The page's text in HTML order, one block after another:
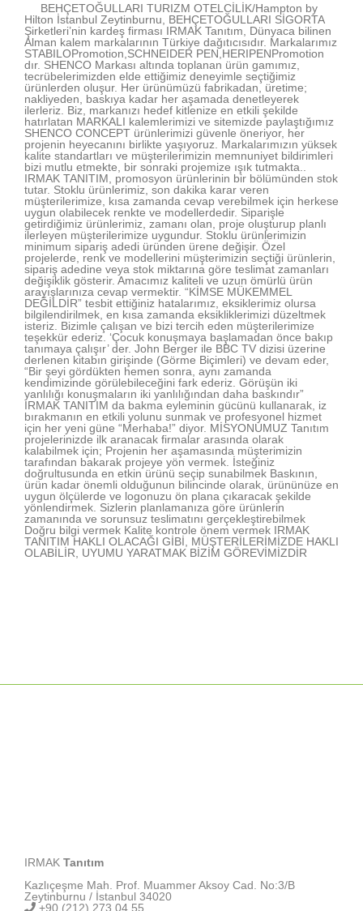
BEHÇETOĞULLARI TURIZM OTELCİLİK/Hampton by
Hilton İstanbul Zeytinburnu, BEHÇETOĞULLARI SİGORTA
Şirketleri’nin kardeş firması IRMAK Tanıtım, Dünyaca bilinen
Alman kalem markalarının Türkiye dağıtıcısıdır. Markalarımız
STABILOPromotion,SCHNEIDER PEN,HERIPENPromotion
dır. SHENCO Markası altında toplanan ürün gamımız,
tecrübelerimizden elde ettiğimiz deneyimle seçtiğimiz
ürünlerden oluşur. Her ürünümüzü fabrikadan, üretime;
nakliyeden, baskıya kadar her aşamada denetleyerek
ilerleriz. Biz, markanızı hedef kitlenize en etkili şekilde
hatırlatan MARKALI kalemlerimizi ve sitemizde paylaştığımız
SHENCO CONCEPT ürünlerimizi güvenle öneriyor, her
projenin heyecanını birlikte yaşıyoruz. Markalarımızın yüksek
kalite standartları ve müşterilerimizin memnuniyet bildirimleri
bizi mutlu etmekte, bir sonraki projemize ışık tutmakta..
IRMAK TANITIM, promosyon ürünlerinin bir bölümünden stok
tutar. Stoklu ürünlerimiz, son dakika karar veren
müşterilerimize, kısa zamanda cevap verebilmek için herkese
uygun olabilecek renkte ve modellerdedir. Siparişle
getirdiğimiz ürünlerimiz, zamanı olan, proje oluşturup planlı
ilerleyen müşterilerimize uygundur. Stoklu ürünlerimizin
minimum sipariş adedi üründen ürene değişir. Özel
projelerde, renk ve modellerini müşterimizin seçtiği ürünlerin,
sipariş adedine veya stok miktarına göre teslimat zamanları
değişiklik gösterir. Amacımız kaliteli ve uzun ömürlü ürün
arayışlarınıza cevap vermektir. “KİMSE MÜKEMMEL
DEĞİLDİR” tesbit ettiğiniz hatalarımız, eksiklerimiz olursa
bilgilendirilmek, en kısa zamanda eksikliklerimizi düzeltmek
isteriz. Bizimle çalışan ve bizi tercih eden müşterilerimize
teşekkür ederiz. ‘Çocuk konuşmaya başlamadan önce bakıp
tanımaya çalışır’ der. John Berger ile BBC TV dizisi üzerine
derlenen kitabın girişinde (Görme Biçimleri) ve devam eder,
“Bir şeyi gördükten hemen sonra, aynı zamanda
kendimizinde görülebileceğini fark ederiz. Görüşün iki
yanlılığı konuşmaların iki yanlılığından daha baskındır”
IRMAK TANITIM da bakma eyleminin gücünü kullanarak, iz
bırakmanın en etkili yolunu sunmak ve profesyonel hizmet
için her yeni güne “Merhaba!” diyor. MİSYONUMUZ Tanıtım
projelerinizde ilk aranacak firmalar arasında olarak
kalabilmek için; Projenin her aşamasında müşterimizin
tarafından bakarak projeye yön vermek. İsteğiniz
doğrultusunda en etkin ürünü seçip sunabilmek Baskının,
ürün kadar önemli olduğunun bilincinde olarak, ürününüze en
uygun ölçülerde ve logonuzu ön plana çıkaracak şekilde
yönlendirmek. Sizlerin planlamanıza göre ürünlerin
zamanında ve sorunsuz teslimatını gerçekleştirebilmek
Doğru bilgi vermek Kalite kontrole önem vermek IRMAK
TANITIM HAKLI OLACAĞI GİBİ, MÜŞTERİLERİMİZDE HAKLI
OLABİLİR, UYUMU YARATMAK BİZİM GÖREVİMİZDİR
IRMAK Tanıtım
Kazlıçeşme Mah. Prof. Muammer Aksoy Cad. No:3/B
Zeytinburnu / İstanbul 34020
+90 (212) 273 04 55